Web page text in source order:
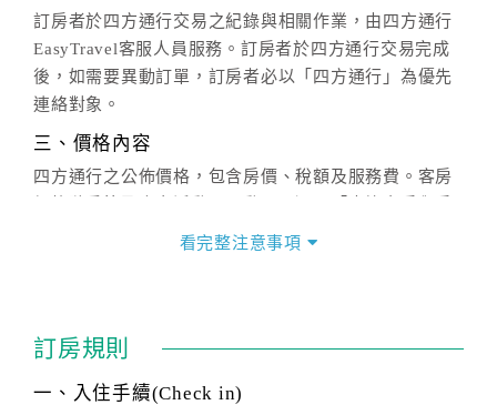
訂房者於四方通行交易之紀錄與相關作業，由四方通行
EasyTravel客服人員服務。訂房者於四方通行交易完成
後，如需要異動訂單，訂房者必以「四方通行」為優先
連絡對象。
三、價格內容
四方通行之公佈價格，包含房價、稅額及服務費。客房
價」之當日價格為標準。
話方式異動訂單。
※非客服時間之申辦異動，皆為次日計算及辦理。
看完整注意事項
訂房規則
一、入住手續(Check in)